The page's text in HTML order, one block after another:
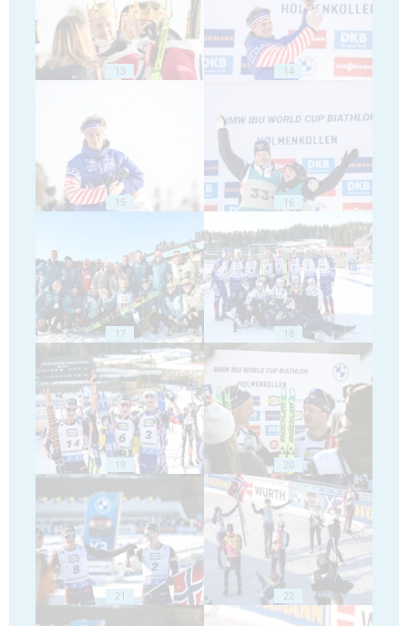
13 14
15 16
17 18
19 20
21 22